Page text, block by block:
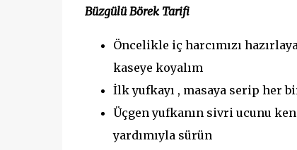
Büzgülü Börek Tarifi
Öncelikle iç harcımızı
kaseye koyalım
İlk yufkayı , masaya serip her
Üçgen yufkanın sivri ucunu
yardımıyla sürün